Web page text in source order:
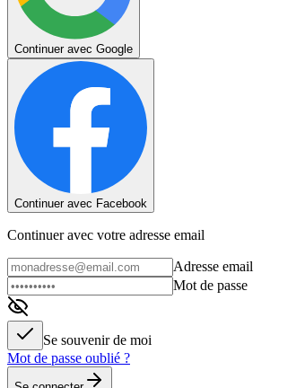
Continuer avec Google
Continuer avec Facebook
Continuer avec votre adresse email
Adresse email
Mot de passe
Se souvenir de moi
Mot de passe oublié ?